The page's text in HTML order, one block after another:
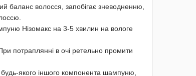
баланс волосся, запобігає зневодненню,
Нізомакс на 3-5 хвилин на вологе
потраплянні в очі ретельно промити
будь-якого іншого компонента шампуню,